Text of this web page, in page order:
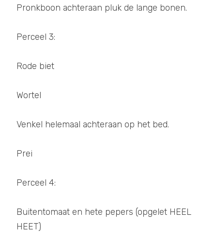
Pronkboon achteraan pluk de lange bonen.
Perceel 3:
Rode biet
Wortel
Venkel helemaal achteraan op het bed.
Prei
Perceel 4:
Buitentomaat en hete pepers (opgelet HEEL
HEET)